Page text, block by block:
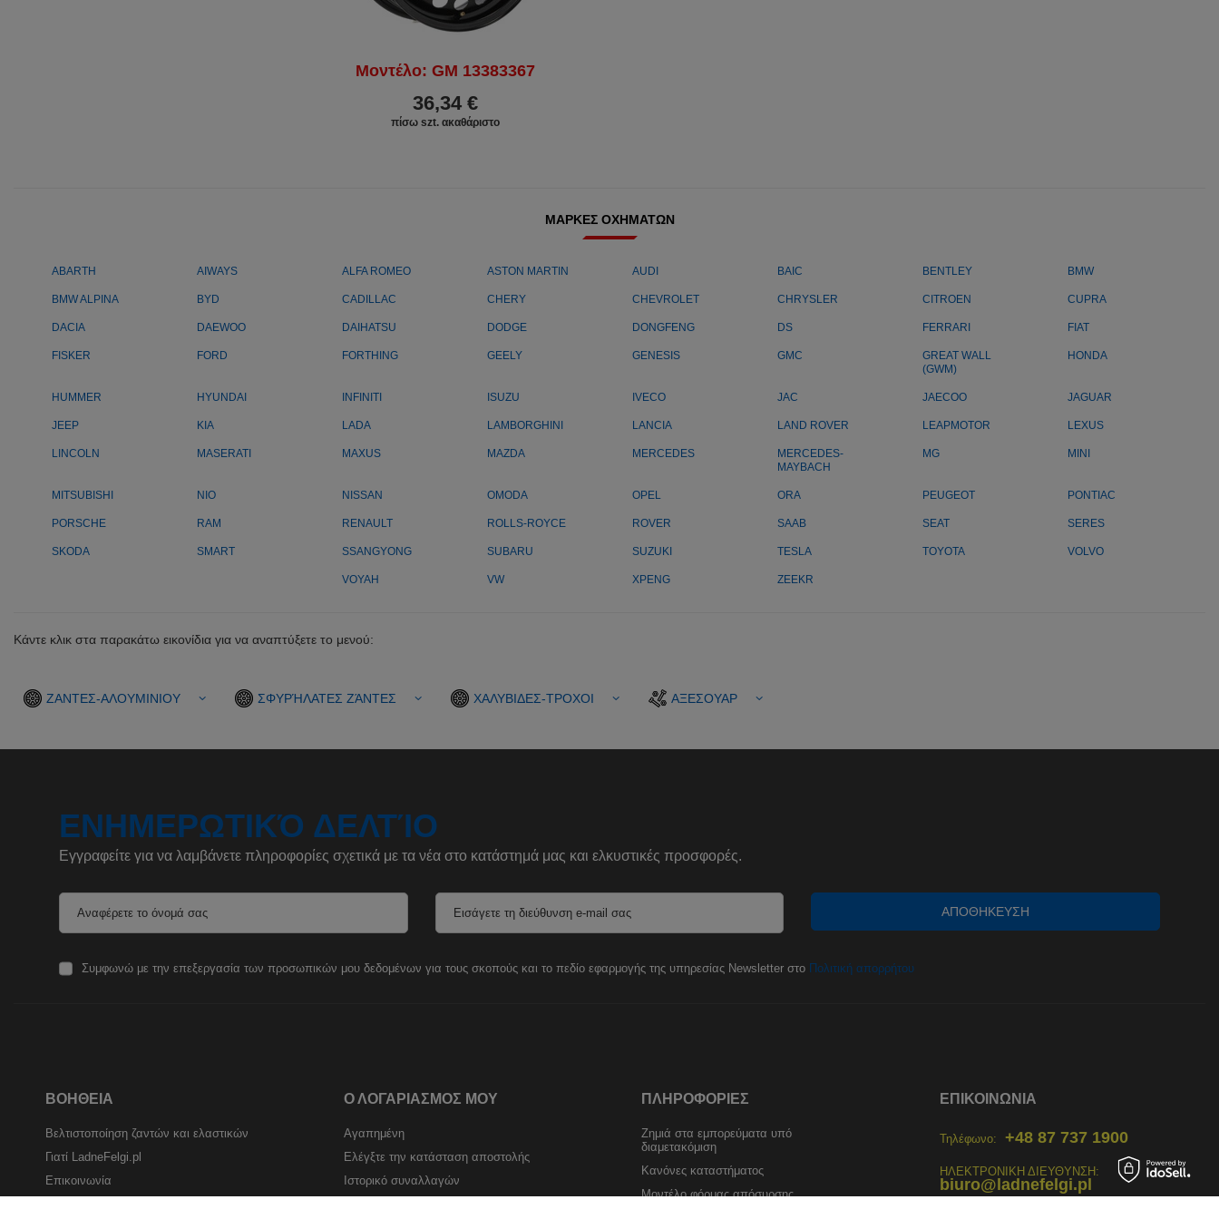
Μοντέλο: GM 13383367
36,34 €
πίσω szt. ακαθάριστο
ΜΆΡΚΕΣ ΟΧΗΜΆΤΩΝ
ABARTH AIWAYS ALFA ROMEO ASTON MARTIN AUDI BAIC BENTLEY BMW
BMW ALPINA BYD CADILLAC CHERY CHEVROLET CHRYSLER CITROEN CUPRA
DACIA DAEWOO DAIHATSU DODGE DONGFENG DS FERRARI FIAT
FISKER FORD FORTHING GEELY GENESIS GMC
GREAT WALL
(GWM)
HONDA
HUMMER HYUNDAI INFINITI ISUZU IVECO JAC JAECOO JAGUAR
JEEP KIA LADA LAMBORGHINI LANCIA LAND ROVER LEAPMOTOR LEXUS
LINCOLN MASERATI MAXUS MAZDA MERCEDES
MERCEDES-
MAYBACH
MG MINI
MITSUBISHI NIO NISSAN OMODA OPEL ORA PEUGEOT PONTIAC
PORSCHE RAM RENAULT ROLLS-ROYCE ROVER SAAB SEAT SERES
SKODA SMART SSANGYONG SUBARU SUZUKI TESLA TOYOTA VOLVO
VOYAH VW XPENG ZEEKR
Κάντε κλικ στα παρακάτω εικονίδια για να αναπτύξετε το μενού:
ΖΑΝΤΕΣ-ΑΛΟΥΜΙΝΙΟΥ ΣΦΥΡΉΛΑΤΕΣ ΖΆΝΤΕΣ ΧΑΛΥΒΙΔΕΣ-ΤΡΟΧΟΙ ΑΞΕΣΟΥΑΡ
ΕΝΗΜΕΡΩΤΙΚΌ ΔΕΛΤΊΟ
Εγγραφείτε για να λαμβάνετε πληροφορίες σχετικά με τα νέα στο κατάστημά μας και ελκυστικές προσφορές.
Αναφέρετε το όνομά σας Εισάγετε τη διεύθυνση e-mail σας
Συμφωνώ με την επεξεργασία των προσωπικών μου δεδομένων για τους σκοπούς και το πεδίο εφαρμογής της υπηρεσίας Newsletter στο Πολιτική απορρήτου
ΑΠΟΘΉΚΕΥΣΗ
ΒΟΉΘΕΙΑ
Βελτιστοποίηση ζαντών και ελαστικών
Γιατί LadneFelgi.pl
Επικοινωνία
Ο ΛΟΓΑΡΙΑΣΜΌΣ ΜΟΥ
Αγαπημένη
Ελέγξτε την κατάσταση αποστολής
Ιστορικό συναλλαγών
ΠΛΗΡΟΦΟΡΊΕΣ
Ζημιά στα εμπορεύματα υπό
διαμετακόμιση
Κανόνες καταστήματος
Μοντέλο φόρμας απόσυρσης
ΕΠΙΚΟΙΝΩΝΊΑ
Τηλέφωνο: +48 87 737 1900
ΗΛΕΚΤΡΟΝΙΚΗ ΔΙΕΥΘΥΝΣΗ:
biuro@ladnefelgi.pl